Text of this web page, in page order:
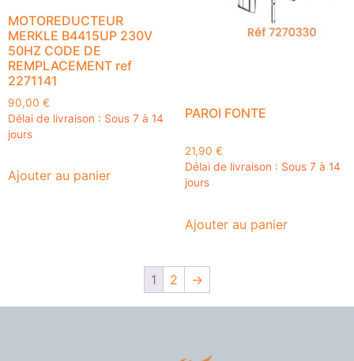
MOTOREDUCTEUR
MERKLE B4415UP 230V
50HZ CODE DE
REMPLACEMENT ref
2271141
90,00 €
Délai de livraison : Sous 7 à 14
jours
Ajouter au panier
PAROI FONTE
21,90 €
Délai de livraison : Sous 7 à 14
jours
Ajouter au panier
1 2 →